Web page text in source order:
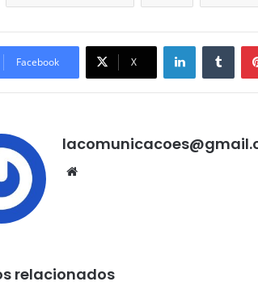
Facebook X
Linkedin
relacionados